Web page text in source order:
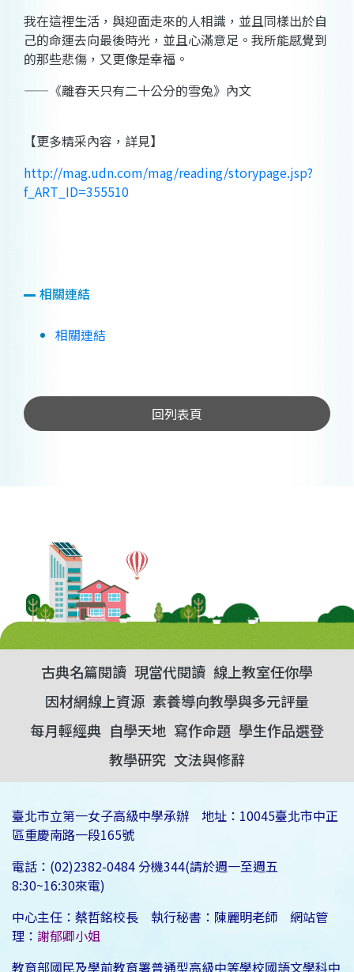
我在這裡生活，與迎面走來的人相識，並且同樣出於自
己的命運去向最後時光，並且心滿意足。我所能感覺到
的那些悲傷，又更像是幸福。
——《離春天只有二十公分的雪兔》內文
【更多精采內容，詳見】
http://mag.udn.com/mag/reading/storypage.jsp?
f_ART_ID=355510
相關連結
相關連結
回列表頁
古典名篇閱讀 現當代閱讀 線上教室任你學
因材網線上資源 素養導向教學與多元評量
每月輕經典 自學天地 寫作命題 學生作品選登
教學研究 文法與修辭
臺北市立第一女子高級中學承辦 地址：10045臺北市中正
區重慶南路一段165號
電話：(02)2382-0484 分機344(請於週一至週五
8:30~16:30來電)
中心主任：蔡哲銘校長 執行秘書：陳麗明老師 網站管
理： 謝郁卿小姐
教育部國民及學前教育署普通型高級中等學校國語文學科中